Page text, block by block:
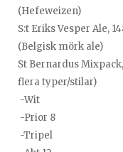
(Hefeweizen)
S:t Eriks Vesper Ale,
(Belgisk mörk ale)
St Bernardus
flera typer/stilar)
-Wit
-Prior 8
-Tripel